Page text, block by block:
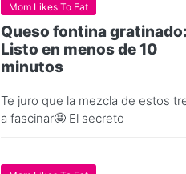
Mom Likes To Eat
Queso fontina gratinado:
Listo en menos de 10
minutos
Te juro que la mezcla de estos
a fascinar🤩 El secreto